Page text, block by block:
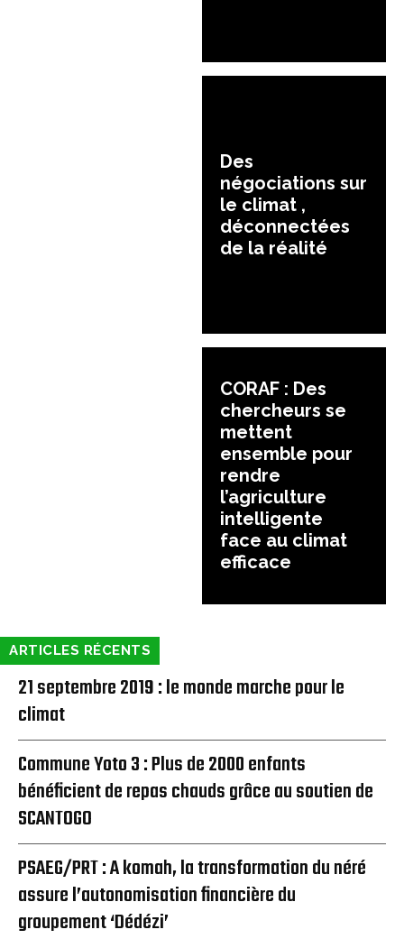
Des
négociations sur
le climat ,
déconnectées
de la réalité
CORAF : Des
chercheurs se
mettent
ensemble pour
rendre
l’agriculture
intelligente
face au climat
efficace
ARTICLES RÉCENTS
21 septembre 2019 : le monde marche pour le
climat
Commune Yoto 3 : Plus de 2000 enfants
bénéficient de repas chauds grâce au soutien de
SCANTOGO
PSAEG/PRT : A komah, la transformation du néré
assure l’autonomisation financière du
groupement ‘Dédézi’